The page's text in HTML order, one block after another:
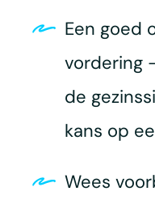
Een goed
vordering
de
kans op
Wees